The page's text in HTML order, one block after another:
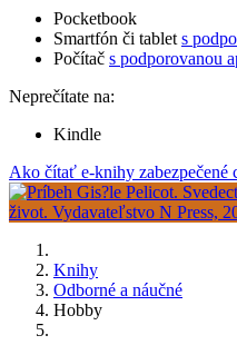
Pocketbook
Smartfón či tablet s
Počítač s podporovanou
Neprečítate na:
Kindle
Ako čítať e-knihy zabezpečené
Knihy
Odborné a náučné
Hobby